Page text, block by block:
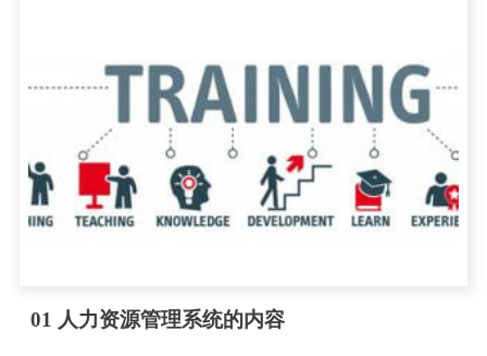
01 人力资源管理系统的内容